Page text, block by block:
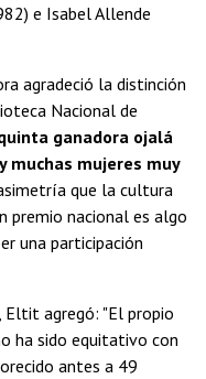
e Isabel Allende
agradeció la distinción
Nacional de
ganadora ojalá
muchas mujeres muy
que la cultura
premio nacional es algo
una participación
Eltit agregó: "El propio
ha sido equitativo con
antes a 49